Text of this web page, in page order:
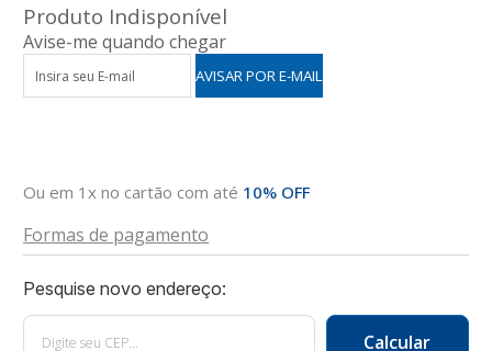
Produto Indisponível
Avise-me quando chegar
Ou em 1x no cartão com até 10% OFF
Formas de pagamento